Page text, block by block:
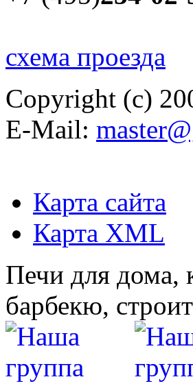
схема проезда
Copyright (c)
E-Mail:
Карта сайта
Карта XML
Печи для дома,
барбекю,